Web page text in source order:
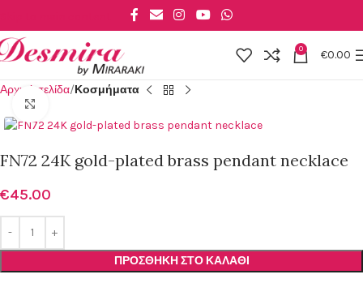
0 €0.00
Αρχική σελίδα Κοσμήματα
FN72 24K gold-plated brass pendant necklace
€45.00
ΠΡΟΣΘΉΚΗ ΣΤΟ ΚΑΛΆΘΙ